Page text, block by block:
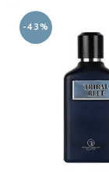
-43%